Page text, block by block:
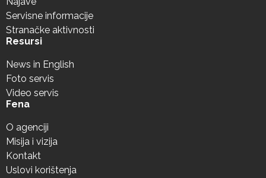
Servisne informacije
Stranačke aktivnosti
Resursi
News in English
Foto servis
Video servis
Fena
O agenciji
Misija i vizija
Kontakt
Uslovi korištenja